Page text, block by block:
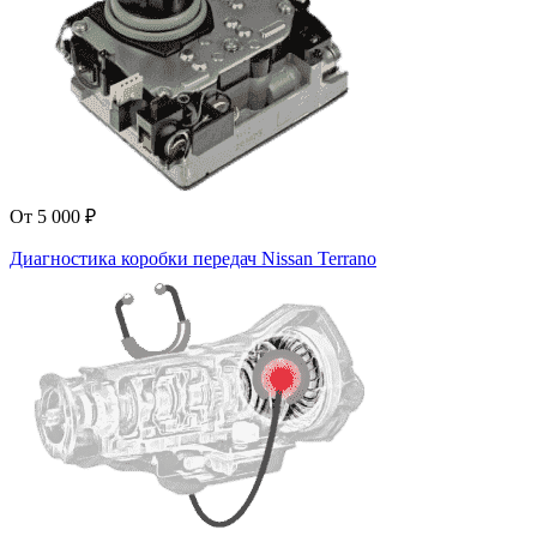
От 5 000 ₽
Диагностика коробки передач Nissan Terrano